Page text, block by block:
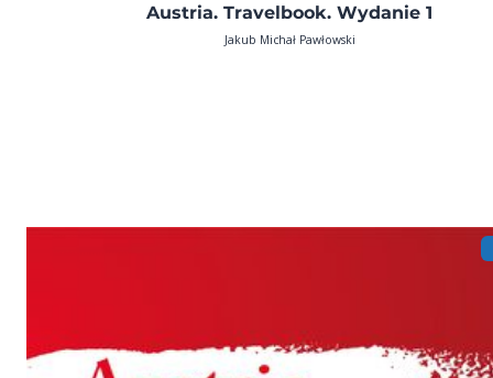
Austria. Travelbook. Wydanie 1
Jakub Michał Pawłowski